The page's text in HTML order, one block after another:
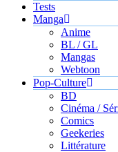
Tests
Manga
Anime
BL / GL
Mangas
Webtoon
Pop-Culture
BD
Cinéma /
Comics
Geekeries
Littérature